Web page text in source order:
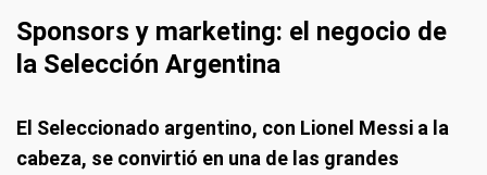
Sponsors y marketing: el negocio de
la Selección Argentina
El Seleccionado argentino, con Lionel Messi a la
cabeza, se convirtió en una de las grandes